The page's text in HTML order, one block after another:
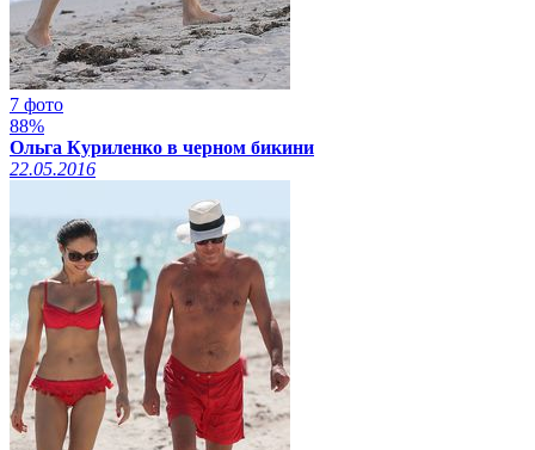
7 фото
88%
Ольга Куриленко в черном бикини
22.05.2016